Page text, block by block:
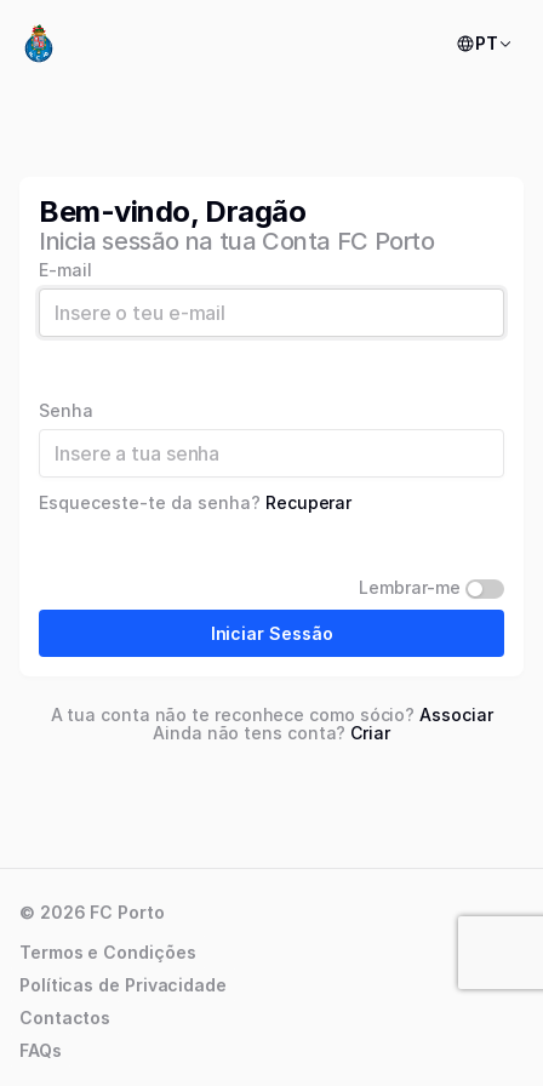
PT
Bem-vindo, Dragão
Inicia sessão na tua Conta FC Porto
E-mail
Senha
Esqueceste-te da senha? Recuperar
Lembrar-me
Iniciar Sessão
A tua conta não te reconhece como sócio?Associar
Ainda não tens conta? Criar
© 2026 FC Porto
Termos e Condições
Políticas de Privacidade
Contactos
FAQs